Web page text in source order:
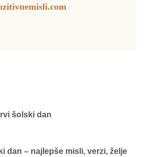
šolski dan
dan – najlepše misli, verzi, želje